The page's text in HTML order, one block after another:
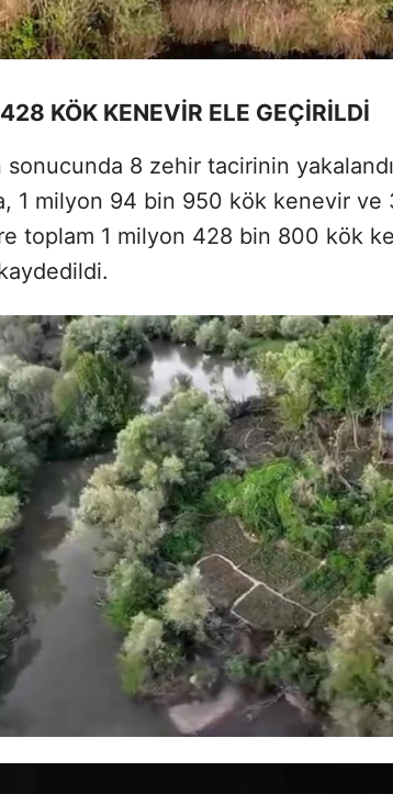
KÖK KENEVİR ELE GEÇİRİLDİ
sonucunda 8 zehir tacirinin
1 milyon 94 bin 950 kök kenevir
toplam 1 milyon 428 bin 800 kök